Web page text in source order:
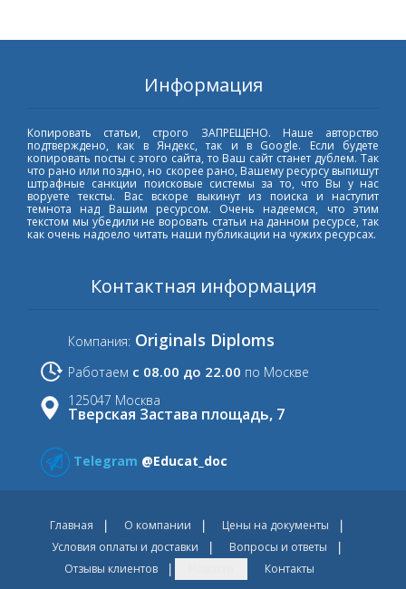
Информация
Копировать статьи, строго ЗАПРЕЩЕНО. Наше авторство
подтверждено, как в Яндекс, так и в Google. Если будете
копировать посты с этого сайта, то Ваш сайт станет дублем. Так
что рано или поздно, но скорее рано, Вашему ресурсу выпишут
штрафные санкции поисковые системы за то, что Вы у нас
воруете тексты. Вас вскоре выкинут из поиска и наступит
темнота над Вашим ресурсом. Очень надеемся, что этим
текстом мы убедили не воровать статьи на данном ресурсе, так
как очень надоело читать наши публикации на чужих ресурсах.
Контактная информация
Компания: Originals Diploms
Работаем с 08.00 до 22.00 по Москве
125047 Москва
Тверская Застава площадь, 7
Telegram @Educat_doc
Главная О компании
Цены на документы
Условия оплаты и доставки
Вопросы и ответы
Отзывы клиентов
Контакты